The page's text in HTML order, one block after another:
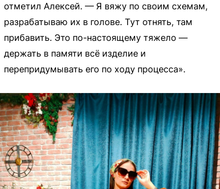
отметил Алексей. — Я вяжу по своим схемам,
разрабатываю их в голове. Тут отнять, там
прибавить. Это по-настоящему тяжело —
держать в памяти всё изделие и
перепридумывать его по ходу процесса».